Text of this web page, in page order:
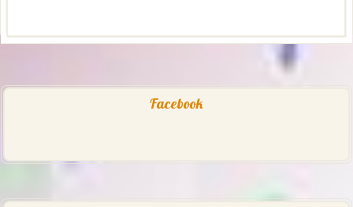
Facebook